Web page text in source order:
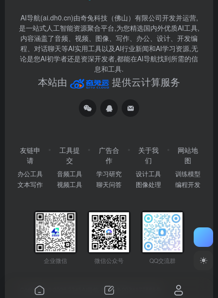
AI导航(ai.dh0.cn)由奇兔科技（佛山）有限公司开发并运营,
是一站式人工智能资源聚合平台,为您精选国内外优质AI工具,
内容涵盖了音频、视频、图像、写作、办公、设计、开发编
程、对话聊天等AI实用工具以及AI行业新闻和AI学习资源,无
论是您AI初学者还是资深开发者,都能在AI导航找到所需的信
息和工具.
本站由 提供云计算服务
友链申
请
办公工具
文本写作
工具提
交
音频工具
视频工具
广告合
作
学习研究
聊天问答
关于我
们
设计工具
图像处理
网站地
图
训练模型
编程开发
企业微信 微信公众号 QQ交流群
Copyright © 2026 粤ICP备2024177666号